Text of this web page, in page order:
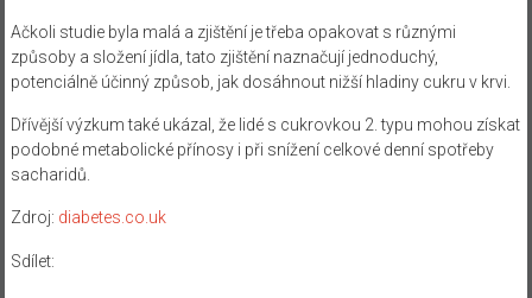
Ačkoli studie byla malá a zjištění je třeba opakovat s různými
způsoby a složení jídla, tato zjištění naznačují jednoduchý,
potenciálně účinný způsob, jak dosáhnout nižší hladiny cukru v krvi.
Dřívější výzkum také ukázal, že lidé s cukrovkou 2. typu mohou získat
podobné metabolické přínosy i při snížení celkové denní spotřeby
sacharidů.
Zdroj: diabetes.co.uk
Sdílet: